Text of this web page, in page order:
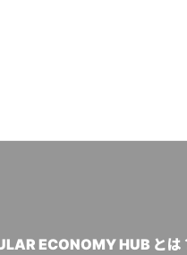
ECONOMY HUB とは